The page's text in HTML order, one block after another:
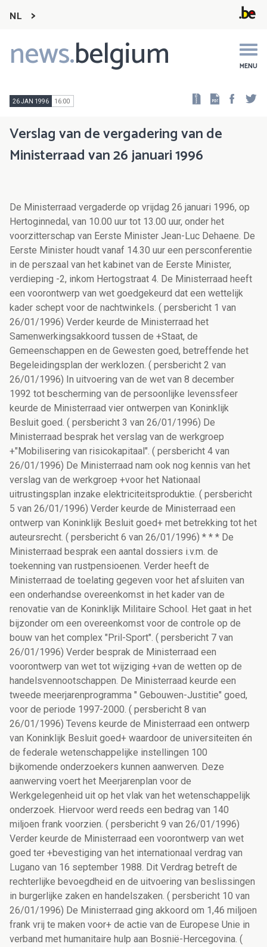
NL
news.belgium MENU
Main
navigation
26 JAN 1996 16:00
Verslag van de vergadering van de
Ministerraad van 26 januari 1996
De Ministerraad vergaderde op vrijdag 26 januari 1996, op
Hertoginnedal, van 10.00 uur tot 13.00 uur, onder het
voorzitterschap van Eerste Minister Jean-Luc Dehaene. De
Eerste Minister houdt vanaf 14.30 uur een persconferentie
in de perszaal van het kabinet van de Eerste Minister,
verdieping -2, inkom Hertogstraat 4. De Ministerraad heeft
een voorontwerp van wet goedgekeurd dat een wettelijk
kader schept voor de nachtwinkels. ( persbericht 1 van
26/01/1996) Verder keurde de Ministerraad het
Samenwerkingsakkoord tussen de +Staat, de
Gemeenschappen en de Gewesten goed, betreffende het
Begeleidingsplan der werklozen. ( persbericht 2 van
26/01/1996) In uitvoering van de wet van 8 december
1992 tot bescherming van de persoonlijke levenssfeer
keurde de Ministerraad vier ontwerpen van Koninklijk
Besluit goed. ( persbericht 3 van 26/01/1996) De
Ministerraad besprak het verslag van de werkgroep
+"Mobilisering van risicokapitaal". ( persbericht 4 van
26/01/1996) De Ministerraad nam ook nog kennis van het
verslag van de werkgroep +voor het Nationaal
uitrustingsplan inzake elektriciteitsproduktie. ( persbericht
5 van 26/01/1996) Verder keurde de Ministerraad een
ontwerp van Koninklijk Besluit goed+ met betrekking tot het
auteursrecht. ( persbericht 6 van 26/01/1996) * * * De
Ministerraad besprak een aantal dossiers i.v.m. de
toekenning van rustpensioenen. Verder heeft de
Ministerraad de toelating gegeven voor het afsluiten van
een onderhandse overeenkomst in het kader van de
renovatie van de Koninklijk Militaire School. Het gaat in het
bijzonder om een overeenkomst voor de controle op de
bouw van het complex "Pril-Sport". ( persbericht 7 van
26/01/1996) Verder besprak de Ministerraad een
voorontwerp van wet tot wijziging +van de wetten op de
handelsvennootschappen. De Ministerraad keurde een
tweede meerjarenprogramma " Gebouwen-Justitie" goed,
voor de periode 1997-2000. ( persbericht 8 van
26/01/1996) Tevens keurde de Ministerraad een ontwerp
van Koninklijk Besluit goed+ waardoor de universiteiten én
de federale wetenschappelijke instellingen 100
bijkomende onderzoekers kunnen aanwerven. Deze
aanwerving voert het Meerjarenplan voor de
Werkgelegenheid uit op het vlak van het wetenschappelijk
onderzoek. Hiervoor werd reeds een bedrag van 140
miljoen frank voorzien. ( persbericht 9 van 26/01/1996)
Verder keurde de Ministerraad een voorontwerp van wet
goed ter +bevestiging van het internationaal verdrag van
Lugano van 16 september 1988. Dit Verdrag betreft de
rechterlijke bevoegdheid en de uitvoering van beslissingen
in burgerlijke zaken en handelszaken. ( persbericht 10 van
26/01/1996) De Ministerraad ging akkoord om 1,46 miljoen
frank vrij te maken voor+ de actie van de Europese Unie in
verband met humanitaire hulp aan Bosnië-Hercegovina. (